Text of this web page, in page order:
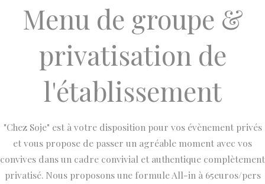
Menu de groupe &
privatisation de
l'établissement
"Chez Soje" est à votre disposition pour vos évènement privés
et vous propose de passer un agréable moment avec vos
convives dans un cadre convivial et authentique complètement
privatisé. Nous proposons une formule All-in à 65euros/pers